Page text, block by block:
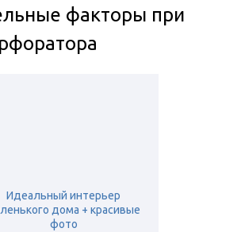
факторы при
Идеальный интерьер
дома + красивые
фото